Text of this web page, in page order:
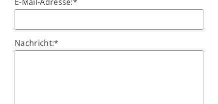
Nachricht:*